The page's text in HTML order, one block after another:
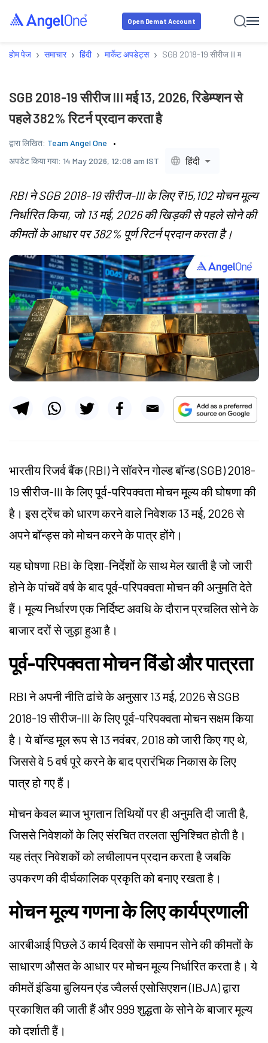
Open Demat Account
होम पेज › समाचार › हिंदी › मार्केट अपडेट्स › SGB 2018-19 सीरीज III मई 13,
SGB 2018-19 सीरीज III मई 13, 2026, रिडेम्प्शन से
पहले 382% रिटर्न प्रदान करता है
द्वारा लिखित: Team Angel One
अपडेट किया गया: 14 May 2026, 12:08 am IST हिंदी
RBI ने SGB 2018-19 सीरीज-III के लिए ₹15,102 मोचन मूल्य
निर्धारित किया, जो 13 मई, 2026 की खिड़की से पहले सोने की
कीमतों के आधार पर 382% पूर्ण रिटर्न प्रदान करता है।
भारतीय रिजर्व बैंक (RBI) ने सॉवरेन गोल्ड बॉन्ड (SGB) 2018-
19 सीरीज-III के लिए पूर्व-परिपक्वता मोचन मूल्य की घोषणा की
है। इस ट्रेंच को धारण करने वाले निवेशक 13 मई, 2026 से
अपने बॉन्ड्स को मोचन करने के पात्र होंगे।
यह घोषणा RBI के दिशा-निर्देशों के साथ मेल खाती है जो जारी
होने के पांचवें वर्ष के बाद पूर्व-परिपक्वता मोचन की अनुमति देते
हैं। मूल्य निर्धारण एक निर्दिष्ट अवधि के दौरान प्रचलित सोने के
बाजार दरों से जुड़ा हुआ है।
पूर्व-परिपक्वता मोचन विंडो और पात्रता
RBI ने अपनी नीति ढांचे के अनुसार 13 मई, 2026 से SGB
2018-19 सीरीज-III के लिए पूर्व-परिपक्वता मोचन सक्षम किया
है। ये बॉन्ड मूल रूप से 13 नवंबर, 2018 को जारी किए गए थे,
जिससे वे 5 वर्ष पूरे करने के बाद प्रारंभिक निकास के लिए
पात्र हो गए हैं।
मोचन केवल ब्याज भुगतान तिथियों पर ही अनुमति दी जाती है,
जिससे निवेशकों के लिए संरचित तरलता सुनिश्चित होती है।
यह तंत्र निवेशकों को लचीलापन प्रदान करता है जबकि
उपकरण की दीर्घकालिक प्रकृति को बनाए रखता है।
मोचन मूल्य गणना के लिए कार्यप्रणाली
आरबीआई पिछले 3 कार्य दिवसों के समापन सोने की कीमतों के
साधारण औसत के आधार पर मोचन मूल्य निर्धारित करता है। ये
कीमतें इंडिया बुलियन एंड ज्वैलर्स एसोसिएशन (IBJA) द्वारा
प्रकाशित की जाती हैं और 999 शुद्धता के सोने के बाजार मूल्य
को दर्शाती हैं।